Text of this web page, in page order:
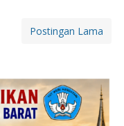
Postingan Lama